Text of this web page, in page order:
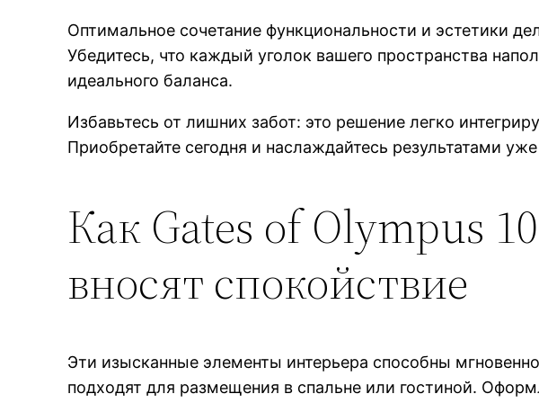
Оптимальное сочетание функциональности и эстетики
Убедитесь, что каждый уголок вашего пространства
идеального баланса.
Избавьтесь от лишних забот: это решение легко
Приобретайте сегодня и наслаждайтесь результатами
Как Gates of Olympus
вносят спокойствие
Эти изысканные элементы интерьера способны
подходят для размещения в спальне или гостиной.